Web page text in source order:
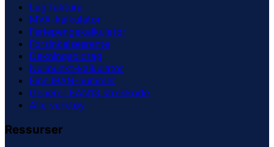
Lag faktura
MVA-kalkulator
Feriepengekalkulator
Forsinkelsesrente
Dekningsbidrag
Nullpunkt-kalkulator
Finn IBAN-nummer
Generer EAN13 strekkode
Alle verktøy
Ressurser